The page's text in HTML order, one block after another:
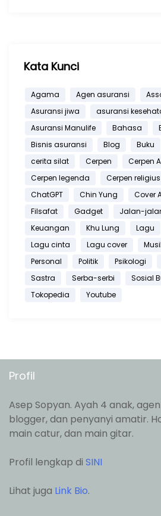
Kata Kunci
Agama Agen asuransi
Asuransi jiwa
asuransi
Asuransi Manulife
Bahasa
Bisnis asuransi
Blog Buku
cerita silat
Cerpen
Cerpen
Cerpen legenda
Cerpen religius
ChatGPT
Chin Yung Cover
Filsafat
Gadget Jalan-
Keuangan
Khu Lung Lagu
Lagu cinta
Lagu cover
Personal
Politik Psikologi
Sastra
Serba-serbi
Sosial
Tokopedia
Youtube
Profil
Asep Sopyan. Ayah 4 anak,
blogger, dan penyanyi amatir.
main catur, dan main gitar.
Profil lengkap di SINI
Lihat juga Link Bio.